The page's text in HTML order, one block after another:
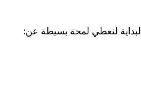
لنعطي لمحة بسيطة عن: